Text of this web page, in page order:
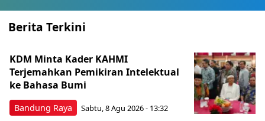
Berita Terkini
Bandung Raya
KDM Minta Kader KAHMI
Terjemahkan Pemikiran Intelektual
ke Bahasa Bumi
Sabtu, 8 Agu 2026 - 13:32